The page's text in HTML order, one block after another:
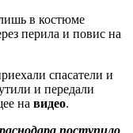
в костюме
перила и повис на
спасатели и
и передали
на видео.
поступило